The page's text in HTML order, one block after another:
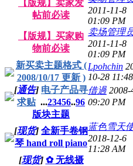
【版规】卖家发
帖前必读
2011-11-8
01:09 PM
【版规】买家购
物前必读
卖场管理
2011-11-8
01:09 PM
新买卖主题格式 (
2008/10/17 更新 )
Lpohchin
10-28
[通告] 电子产品寻
求贴 ...23456..96
借過 2008-
09:20 PM
版块主题
[现货] 全新手卷钢
琴 hand roll piano
蓝色雪天
2018-12-6
11:28 AM
[现货] ✿ 无线摄